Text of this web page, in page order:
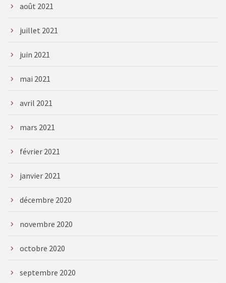
août 2021
juillet 2021
juin 2021
mai 2021
avril 2021
mars 2021
février 2021
janvier 2021
décembre 2020
novembre 2020
octobre 2020
septembre 2020